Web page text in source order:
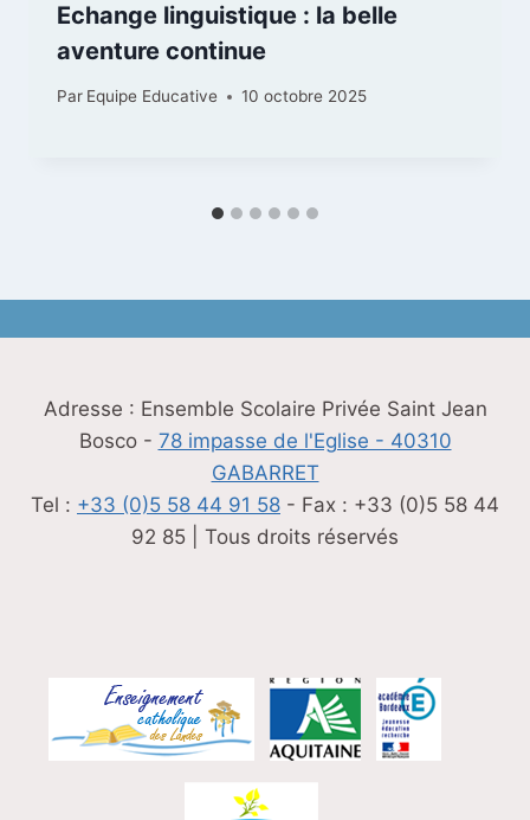
Echange linguistique : la belle
aventure continue
Par Equipe Educative 10 octobre 2025
Adresse : Ensemble Scolaire Privée Saint Jean
Bosco - 78 impasse de l'Eglise - 40310
GABARRET
Tel : +33 (0)5 58 44 91 58 - Fax : +33 (0)5 58 44
92 85 | Tous droits réservés